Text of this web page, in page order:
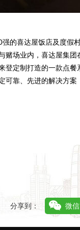
强的喜达屋饭店及度假
赌场业内，喜达屋集
定制打造的一款点餐
可靠、先进的解决方
分享到： 微信